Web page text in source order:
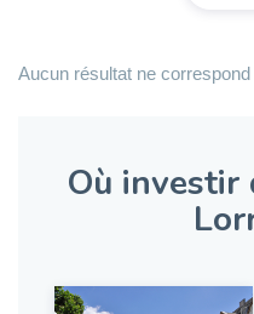
Aucun résultat ne
Où investir